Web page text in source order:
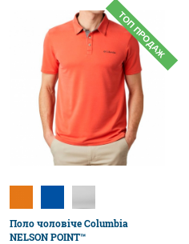
ТОП ПРОДАЖ
Поло чоловіче Columbia
NELSON POINT™